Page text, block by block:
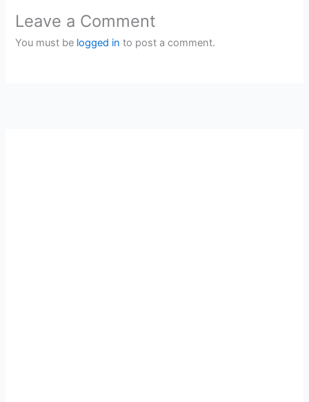
Leave a Comment
You must be logged in to post a comment.